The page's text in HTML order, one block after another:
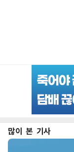
많이 본 기사